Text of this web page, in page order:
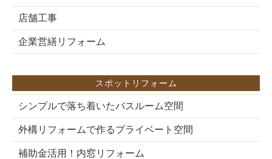
店舗工事
企業営繕リフォーム
スポットリフォーム
シンプルで落ち着いたバスルーム空間
外構リフォームで作るプライベート空間
補助金活用！内窓リフォーム